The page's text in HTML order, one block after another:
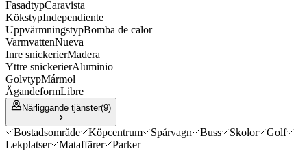
FasadtypCaravista
KökstypIndependiente
UppvärmningstypBomba de calor
VarmvattenNueva
Inre snickerierMadera
Yttre snickerierAluminio
GolvtypMármol
ÄgandeformLibre
Närliggande tjänster(9)
Bostadsområde Köpcentrum Spårvagn Buss Skolor
Golf
Lekplatser
Mataffärer Parker